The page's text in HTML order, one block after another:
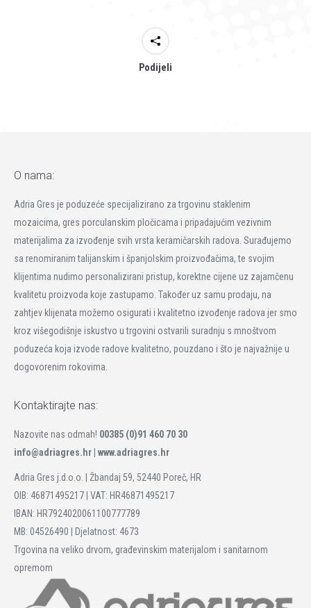
Podijeli
O nama:
Adria Gres je poduzeće specijalizirano za trgovinu staklenim
mozaicima, gres porculanskim pločicama i pripadajućim vezivnim
materijalima za izvođenje svih vrsta keramičarskih radova. Surađujemo
sa renomiranim talijanskim i španjolskim proizvođačima, te svojim
klijentima nudimo personalizirani pristup, korektne cijene uz zajamčenu
kvalitetu proizvoda koje zastupamo. Također uz samu prodaju, na
zahtjev klijenata možemo osigurati i kvalitetno izvođenje radova jer smo
kroz višegodišnje iskustvo u trgovini ostvarili suradnju s mnoštvom
poduzeća koja izvode radove kvalitetno, pouzdano i što je najvažnije u
dogovorenim rokovima.
Kontaktirajte nas:
Nazovite nas odmah! 00385 (0)91 460 70 30
info@adriagres.hr | www.adriagres.hr
Adria Gres j.d.o.o. | Žbandaj 59, 52440 Poreč, HR
OIB: 46871495217 | VAT: HR46871495217
IBAN: HR7924020061100777789
MB: 04526490 | Djelatnost: 4673
Trgovina na veliko drvom, građevinskim materijalom i sanitarnom
opremom